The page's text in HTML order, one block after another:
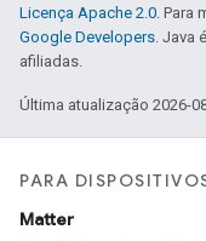
Licença Apache 2.0. Para
Google Developers. Java
afiliadas.
Última atualização 2026-
PARA
Matter